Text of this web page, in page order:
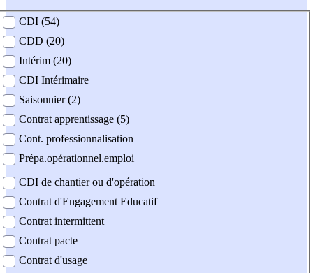
contrat
CDI (54)
CDD (20)
Intérim (20)
CDI Intérimaire
Saisonnier (2)
Contrat apprentissage (5)
Cont. professionnalisation
Prépa.opérationnel.emploi
CDI de chantier ou d'opération
Contrat d'Engagement Educatif
Contrat intermittent
Contrat pacte
Contrat d'usage